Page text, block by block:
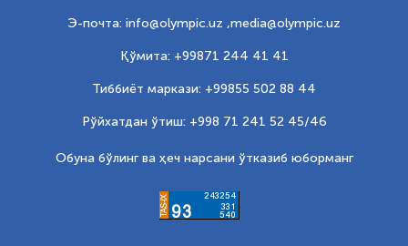
Э-почта: info@olympic.uz ,media@olympic.uz
Қўмита: +99871 244 41 41
Тиббиёт маркази: +99855 502 88 44
Рўйхатдан ўтиш: +998 71 241 52 45/46
Обуна бўлинг ва ҳеч нарсани ўтказиб юборманг